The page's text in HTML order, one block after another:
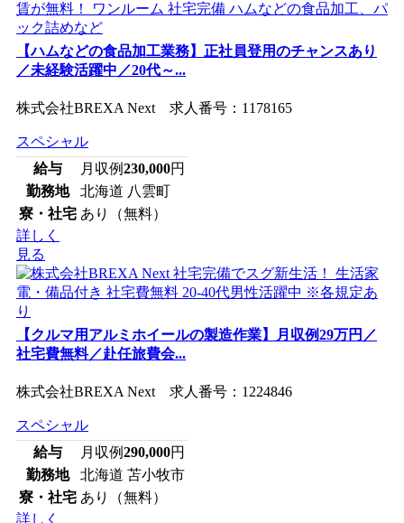
【ハムなどの食品加工業務】正社員登用のチャンスあり
／未経験活躍中／20代～...
株式会社BREXA Next 求人番号：1178165
スペシャル
給与
月収例230,000円
勤務地
北海道 八雲町
寮・社宅 あり（無料）
詳しく
見る
【クルマ用アルミホイールの製造作業】月収例29万円／
社宅費無料／赴任旅費会...
株式会社BREXA Next 求人番号：1224846
スペシャル
給与
月収例290,000円
勤務地
北海道 苫小牧市
寮・社宅 あり（無料）
詳しく